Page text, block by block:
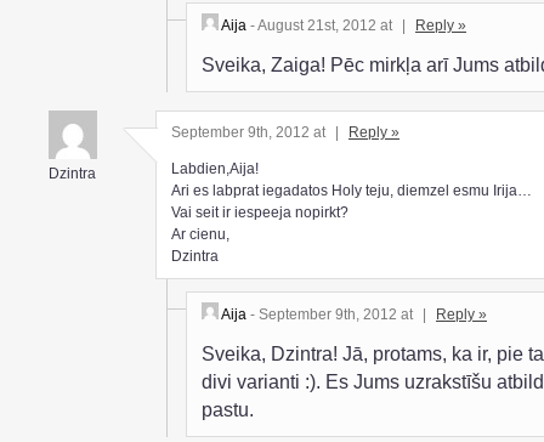
Aija - August 21st, 2012 at Reply »
Sveika, Zaiga! Pēc mirkļa arī Jums
Dzintra
September 9th, 2012 at | Reply »
Labdien,Aija!
Ari es labprat iegadatos Holy teju, diemzel esmu Irija…
Vai seit ir iespeeja nopirkt?
Ar cienu,
Dzintra
Aija - September 9th, 2012 at Reply »
Sveika, Dzintra! Jā, protams, ka ir, pie
divi varianti :). Es Jums uzrakstīšu
pastu.